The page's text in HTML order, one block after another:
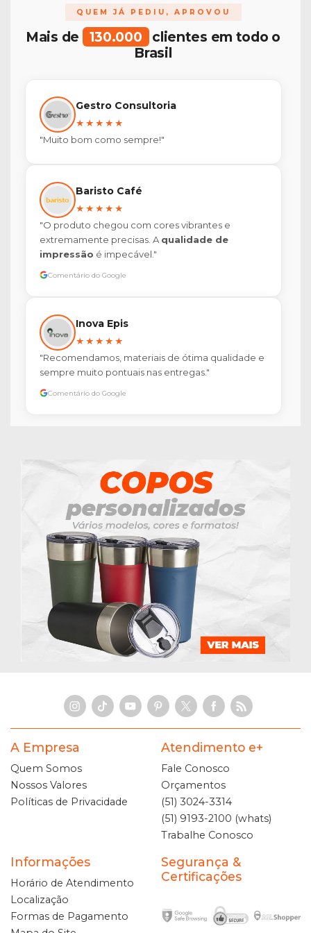
QUEM JÁ PEDIU, APROVOU
Mais de 130.000
clientes em todo o
Brasil
Gestro Consultoria
★★★★★
"Muito bom como sempre!"
Baristo Café
★★★★★
"O produto chegou com cores vibrantes e
extremamente precisas. Aqualidade de
impressão é impecável."
Comentário do Google
Inova Epis
★★★★★
"Recomendamos, materiais de ótima qualidade e
sempre muito pontuais nas entregas."
Comentário do Google
A Empresa
Quem Somos
Nossos Valores
Políticas de Privacidade
Atendimento e+
Fale Conosco
Orçamentos
(51) 3024-3314
(51) 9193-2100 (whats)
Trabalhe Conosco
Informações
Horário de Atendimento
Localização
Formas de Pagamento
Segurança &
Certificações